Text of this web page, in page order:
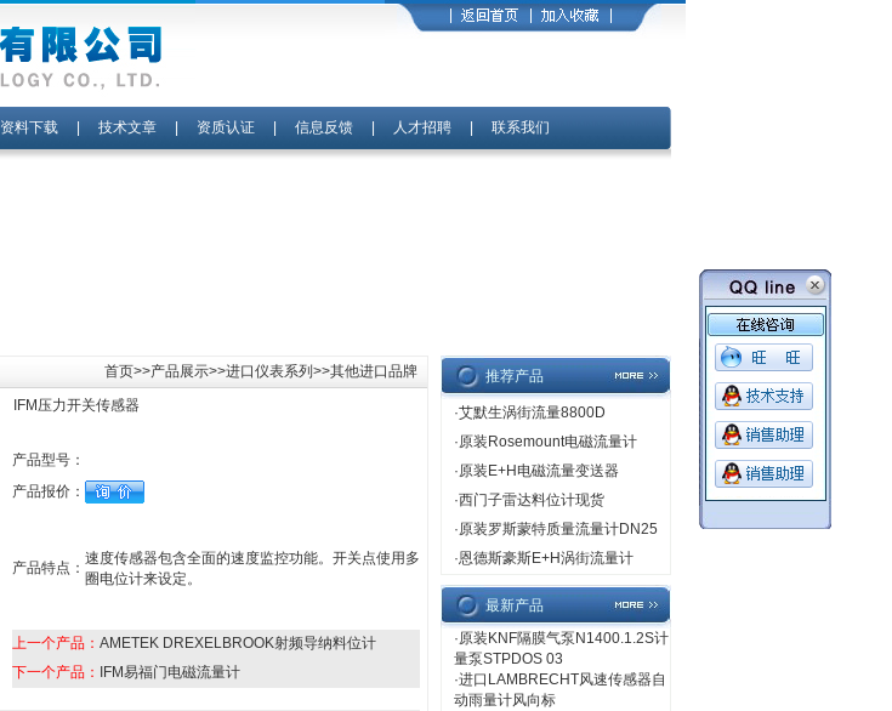
资料下载| 技术文章| 资质认证| 信息反馈| 人才招聘| 联系我们
首页>>产品展示>>进口仪表系列 >>其他进口品牌
IFM压力开关传感器
产品型号：
产品报价：
产品特点：
速度传感器包含全面的速度监控功能。开关点使用多
圈电位计来设定。
上一个产品： AMETEK DREXELBROOK射频导纳料位计
下一个产品：
IFM易福门电磁流量计
推荐产品
·艾默生涡街流量8800D
·原装Rosemount电磁流量计
·原装E+H电磁流量变送器
·西门子雷达料位计现货
·原装罗斯蒙特质量流量计DN25
·恩德斯豪斯E+H涡街流量计
最新产品
·原装KNF隔膜气泵N1400.1.2S计
量泵STPDOS 03
·进口LAMBRECHT风速传感器自
动雨量计风向标